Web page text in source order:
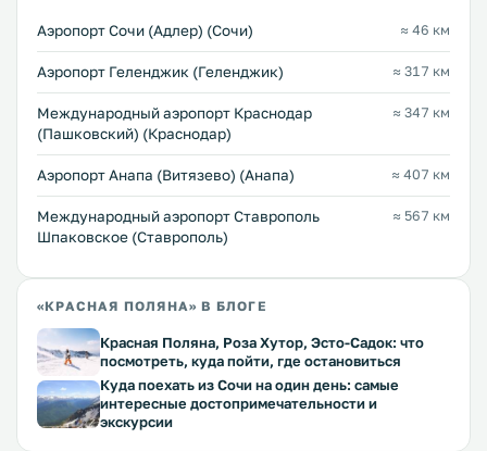
Аэропорт Сочи (Адлер) (Сочи) ≈ 46 км
Аэропорт Геленджик (Геленджик) ≈ 317 км
Международный аэропорт Краснодар
(Пашковский) (Краснодар)
≈ 347 км
Аэропорт Анапа (Витязево) (Анапа) ≈ 407 км
Международный аэропорт Ставрополь
Шпаковское (Ставрополь)
≈ 567 км
«КРАСНАЯ ПОЛЯНА» В БЛОГЕ
Красная Поляна, Роза Хутор, Эсто-Садок: что
посмотреть, куда пойти, где остановиться
Куда поехать из Сочи на один день: самые
интересные достопримечательности и
экскурсии